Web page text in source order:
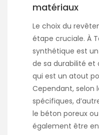
matériaux
Le choix du
étape cruciale. À
synthétique est
de sa durabilité et
qui est un atout
Cependant, selon
spécifiques,
le béton poreux
également être